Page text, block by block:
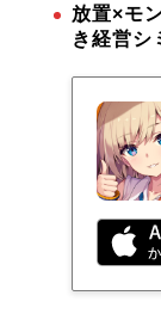
放置×モ
き経営シ